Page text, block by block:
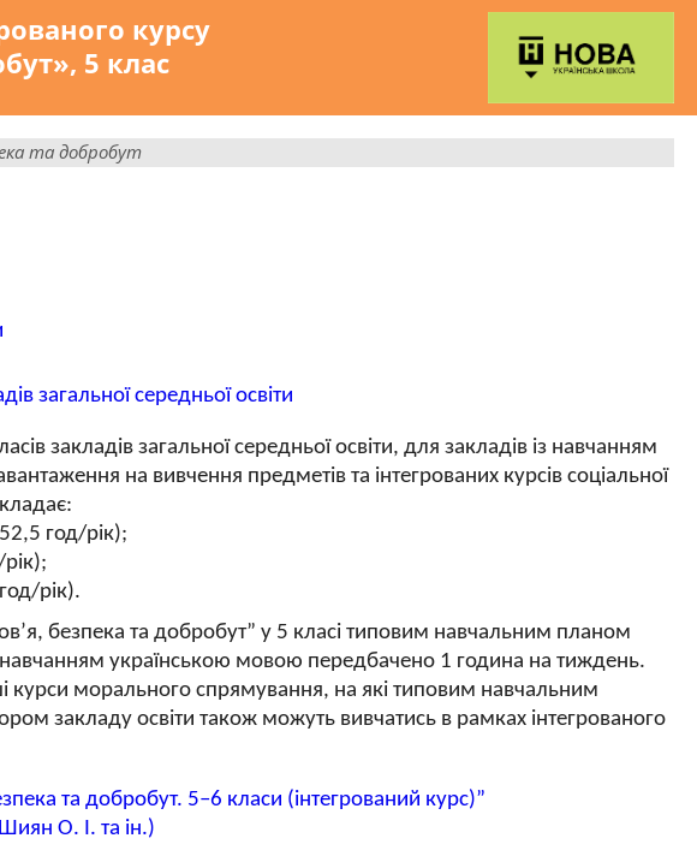
курсу
5 клас
та добробут
загальної середньої освіти
закладів загальної середньої освіти, для закладів із навчанням
на вивчення предметів та інтегрованих курсів соціальної
год/рік);
рік).
безпека та добробут” у 5 класі типовим навчальним планом
навчанням українською мовою передбачено 1 година на тиждень.
курси морального спрямування, на які типовим навчальним
закладу освіти також можуть вивчатись в рамках інтегрованого
та добробут. 5–6 класи (інтегрований курс)”
О. І. та ін.)